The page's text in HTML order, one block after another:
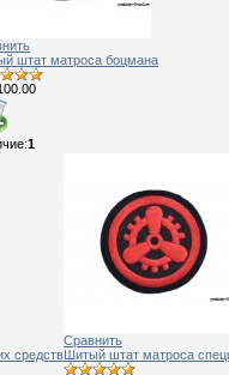
штат матроса боцмана
1
средств
Сравнить
Шитый штат матроса